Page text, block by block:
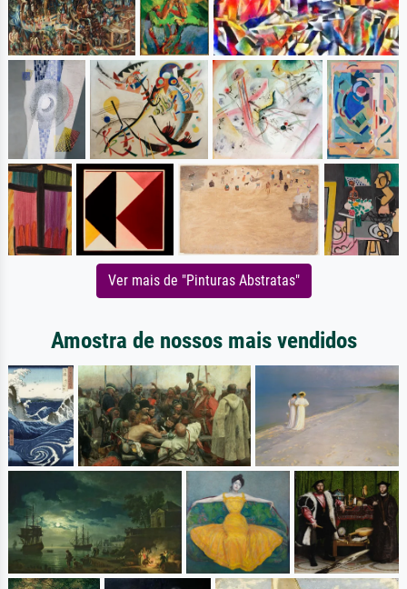
Ver mais de "Pinturas Abstratas"
Amostra de nossos mais vendidos